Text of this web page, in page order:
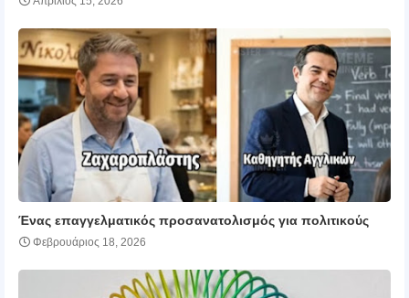
Ένας επαγγελματικός προσανατολισμός για πολιτικούς
Φεβρουάριος 18, 2026